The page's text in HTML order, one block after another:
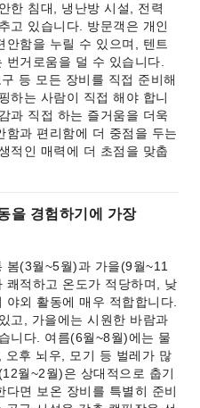
한 침대, 냉난방 시설, 전력
고 있습니다. 방문객은 개인
안함을 누릴 수 있으며, 텐트
거로움을 덜 수 있습니다.
등 모든 장비를 직접 준비해
하는 사람이 직접 해야 합니
과 직접 하는 즐거움을 더욱
함과 편리함에 더 중점을 두는
적인 매력에 더 초점을 맞춥
을 경험하기에 가장
봄(3월~5월)과 가을(9월~11
쾌적하고 온도가 적당하며, 낮
외 활동에 매우 적합합니다.
고, 가을에는 시원한 바람과
니다. 여름(6월~8월)에는 물
오후 뇌우, 모기 등 벌레가 많
월~2월)은 상대적으로 춥기
면 보온 장비를 특별히 준비